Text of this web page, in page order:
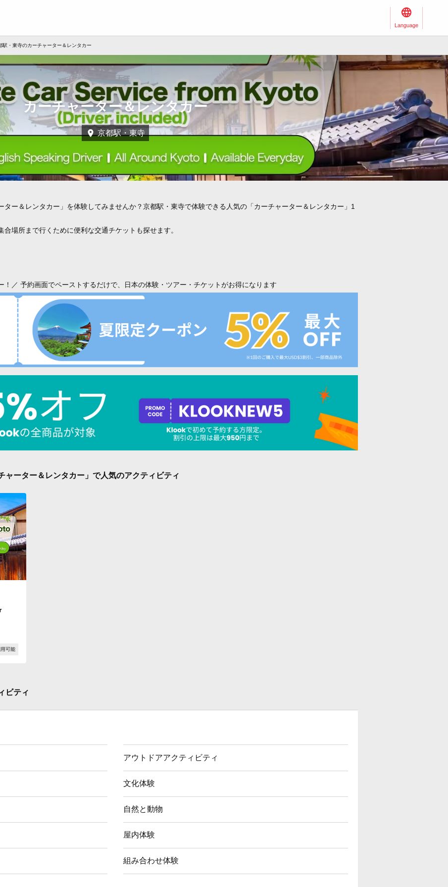
Language
駅・東寺のカーチャーター＆レンタカー
カーチャーター＆レンタカー
京都駅・東寺
ー＆レンタカー」を体験してみませんか？京都駅・東寺で体験できる人気の「カーチャーター＆レンタカー」1
場所まで行くために便利な交通チケットも探せます。
！／ 予約画面でペーストするだけで、日本の体験・ツアー・チケットがお得になります
ャーター＆レンタカー」で人気のアクティビティ
可能
ビティ
アウトドアアクティビティ
文化体験
自然と動物
屋内体験
組み合わせ体験